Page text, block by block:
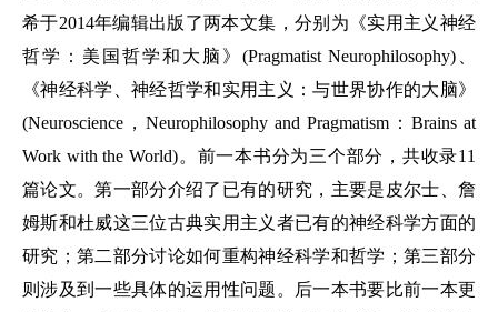
希于2014年编辑出版了两本文集，分别为《实用主义神经
哲学：美国哲学和大脑》(Pragmatist Neurophilosophy)、
《神经科学、神经哲学和实用主义：与世界协作的大脑》
(Neuroscience，Neurophilosophy and Pragmatism：Brains at
Work with the World)。前一本书分为三个部分，共收录11
篇论文。第一部分介绍了已有的研究，主要是皮尔士、詹
姆斯和杜威这三位古典实用主义者已有的神经科学方面的
研究；第二部分讨论如何重构神经科学和哲学；第三部分
则涉及到一些具体的运用性问题。后一本书要比前一本更